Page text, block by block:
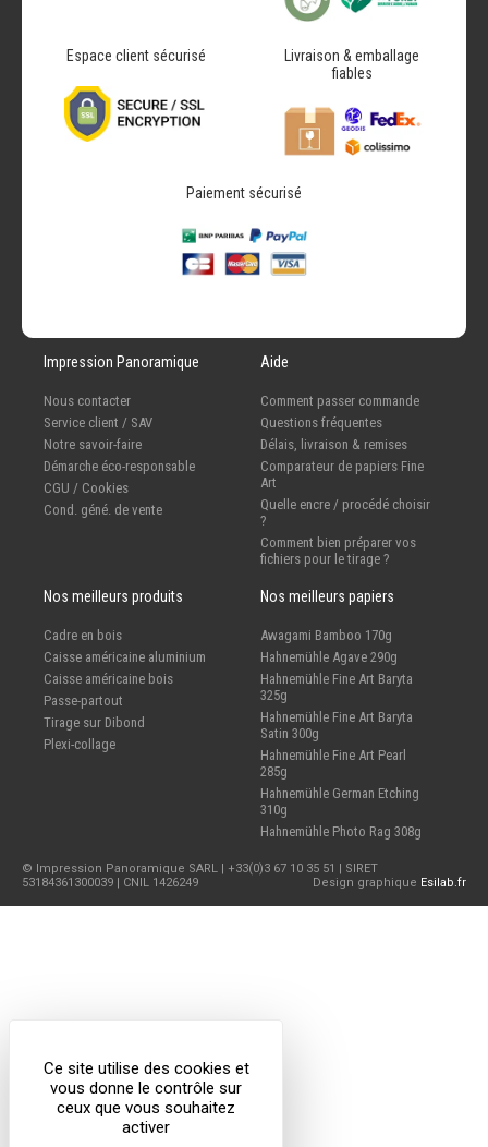
Espace client sécurisé
Livraison & emballage
fiables
Paiement sécurisé
Impression Panoramique
Nous contacter
Service client / SAV
Notre savoir-faire
Démarche éco-responsable
CGU / Cookies
Cond. géné. de vente
Aide
Comment passer commande
Questions fréquentes
Délais, livraison & remises
Comparateur de papiers Fine
Art
Quelle encre / procédé choisir
?
Comment bien préparer vos
fichiers pour le tirage ?
Nos meilleurs produits
Cadre en bois
Caisse américaine aluminium
Caisse américaine bois
Passe-partout
Tirage sur Dibond
Plexi-collage
Nos meilleurs papiers
Awagami Bamboo 170g
Hahnemühle Agave 290g
Hahnemühle Fine Art Baryta
325g
Hahnemühle Fine Art Baryta
Satin 300g
Hahnemühle Fine Art Pearl
285g
Hahnemühle German Etching
310g
Hahnemühle Photo Rag 308g
© Impression Panoramique SARL | +33(0)3 67 10 35 51 | SIRET
53184361300039 | CNIL 1426249
Design graphique Esilab.fr
Ce site utilise des cookies et
vous donne le contrôle sur
ceux que vous souhaitez
activer